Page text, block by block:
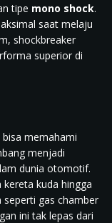
tipe mono shock.
saat melaju
shockbreaker
superior di
memahami
menjadi
dunia otomotif.
kuda hingga
gas chamber
ini tak lepas dari